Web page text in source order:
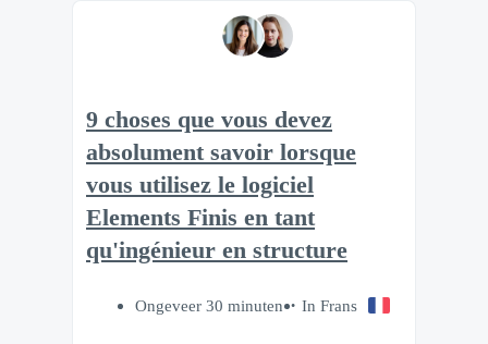
9 choses que vous devez
absolument savoir lorsque
vous utilisez le logiciel
Elements Finis en tant
qu'ingénieur en structure
Ongeveer 30 minuten In Frans